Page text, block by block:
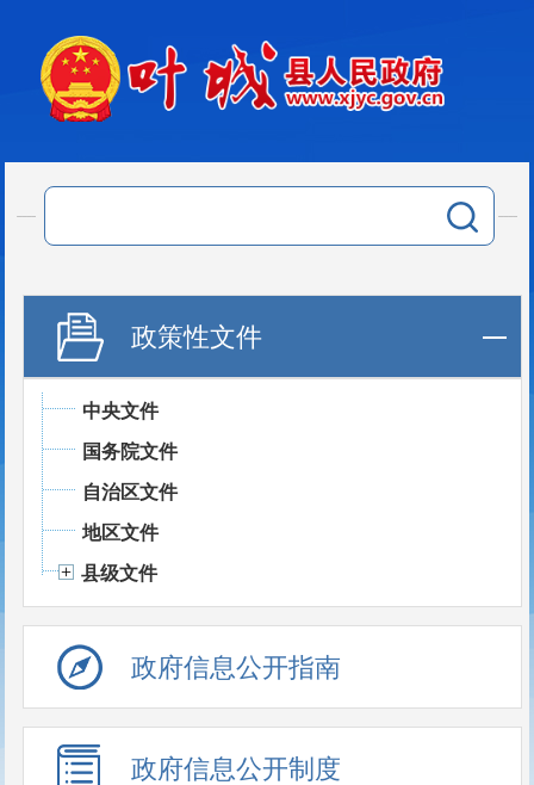
政策性文件
中央文件
国务院文件
自治区文件
地区文件
县级文件
政府信息公开指南
政府信息公开制度